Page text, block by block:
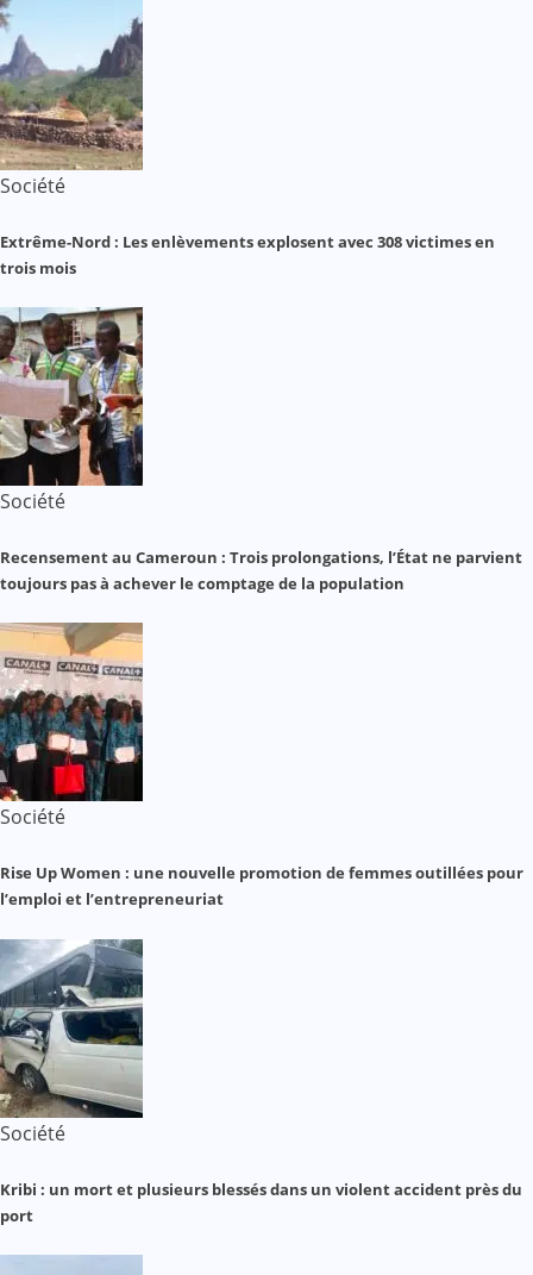
Société
Extrême-Nord : Les enlèvements explosent avec 308 victimes en
trois mois
Société
Recensement au Cameroun : Trois prolongations, l’État ne parvient
toujours pas à achever le comptage de la population
Société
Rise Up Women : une nouvelle promotion de femmes outillées pour
l’emploi et l’entrepreneuriat
Société
Kribi : un mort et plusieurs blessés dans un violent accident près du
port